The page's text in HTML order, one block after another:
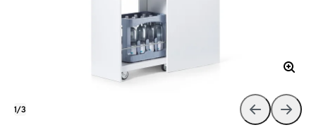
1/3